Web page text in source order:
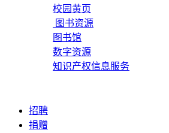
校园黄页
图书资源
图书馆
数字资源
知识产权信息服务
招聘
捐赠